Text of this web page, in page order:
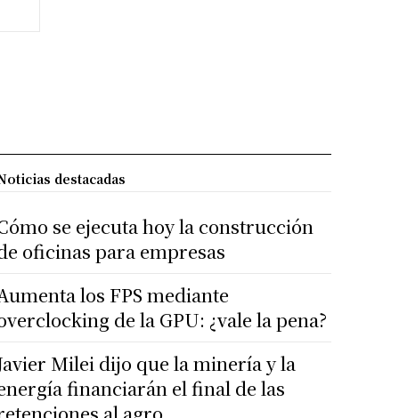
destacadas
se ejecuta hoy la construcción
oficinas para empresas
los FPS mediante
de la GPU: ¿vale la pena?
Milei dijo que la minería y la
financiarán el final de las